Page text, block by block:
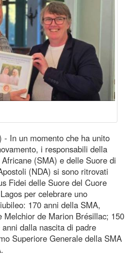
- In un momento che ha unito
i responsabili della
(SMA) e delle Suore di
(NDA) si sono ritrovati
Fidei delle Suore del Cuore
per celebrare uno
170 anni della SMA,
Melchior de Marion Brésillac; 150
dalla nascita di padre
Superiore Generale della SMA